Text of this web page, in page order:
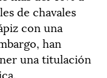
de chavales
con una
han
una titulación